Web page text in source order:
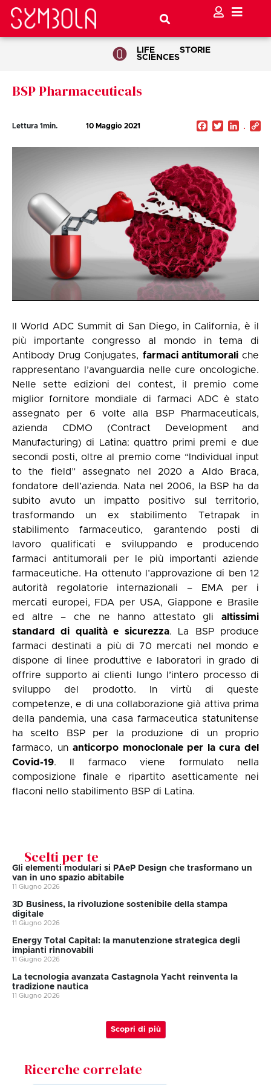
LIFE
SCIENCES
STORIE
BSP Pharmaceuticals
Lettura 1min. 10 Maggio 2021 Facebook
Twitter
Il World ADC Summit di San Diego, in California, è il
più importante congresso al mondo in tema di
Antibody Drug Conjugates, farmaci antitumoraliche
rappresentano l’avanguardia nelle cure oncologiche.
Nelle sette edizioni del contest, il premio come
miglior fornitore mondiale di farmaci ADC è stato
assegnato per 6 volte alla BSP Pharmaceuticals,
azienda CDMO (Contract Development and
Manufacturing) di Latina: quattro primi premi e due
secondi posti, oltre al premio come “Individual input
to the field” assegnato nel 2020 a Aldo Braca,
fondatore dell’azienda. Nata nel 2006, la BSP ha da
subito avuto un impatto positivo sul territorio,
trasformando un ex stabilimento Tetrapak in
stabilimento farmaceutico, garantendo posti di
lavoro qualificati e sviluppando e producendo
farmaci antitumorali per le più importanti aziende
farmaceutiche. Ha ottenuto l’approvazione di ben 12
autorità regolatorie internazionali – EMA per i
mercati europei, FDA per USA, Giappone e Brasile
ed altre – che ne hanno attestato gli altissimi
standard di qualità e sicurezza. La BSP produce
farmaci destinati a più di 70 mercati nel mondo e
dispone di linee produttive e laboratori in grado di
offrire supporto ai clienti lungo l’intero processo di
sviluppo del prodotto. In virtù di queste
competenze, e di una collaborazione già attiva prima
della pandemia, una casa farmaceutica statunitense
ha scelto BSP per la produzione di un proprio
farmaco, unanticorpo monoclonale per la cura del
Covid-19. Il farmaco viene formulato nella
composizione finale e ripartito asetticamente nei
flaconi nello stabilimento BSP di Latina.
Scelti per te
Gli elementi modulari si PAeP Design che trasformano un
van in uno spazio abitabile
11 Giugno 2026
3D Business, la rivoluzione sostenibile della stampa
digitale
11 Giugno 2026
Energy Total Capital: la manutenzione strategica degli
impianti rinnovabili
11 Giugno 2026
La tecnologia avanzata Castagnola Yacht reinventa la
tradizione nautica
11 Giugno 2026
Scopri di più
Ricerche correlate